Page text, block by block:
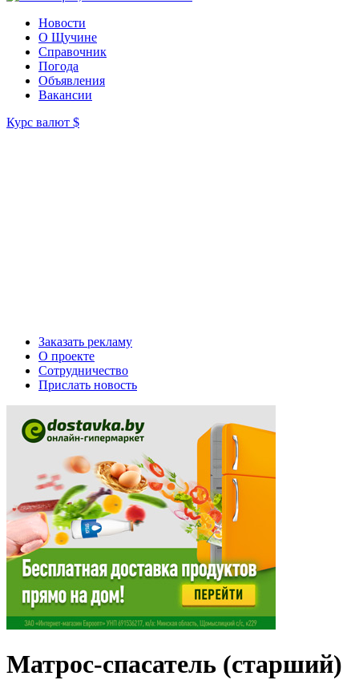
Новости
О Щучине
Справочник
Погода
Объявления
Вакансии
Курс валют $
Заказать рекламу
О проекте
Сотрудничество
Прислать новость
Матрос-спасатель (старший)